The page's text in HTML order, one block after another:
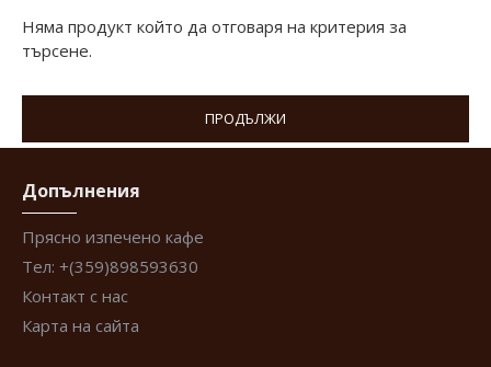
Няма продукт който да отговаря на критерия за
търсене.
ПРОДЪЛЖИ
Допълнения
Прясно изпечено кафе
Тел: +(359)898593630
Контакт с нас
Карта на сайта